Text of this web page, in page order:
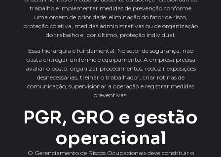
trabalho e implementar medidas de prevenção conforme
uma ordem de prioridade: eliminação do fator de risco,
proteção coletiva, medidas administrativas ou de organização
do trabalho e, por último, proteção individual.
Essa hierarquia é fundamental. No setor de segurança, não
basta entregar uniforme e equipamento. A empresa precisa
avaliar o posto, organizar procedimentos, reduzir exposições
desnecessárias, treinar o trabalhador, criar rotinas de
comunicação, supervisionar a operação e registrar medidas
preventivas.
PGR, GRO e gestão
operacional
O Gerenciamento de Riscos Ocupacionais deve constituir o